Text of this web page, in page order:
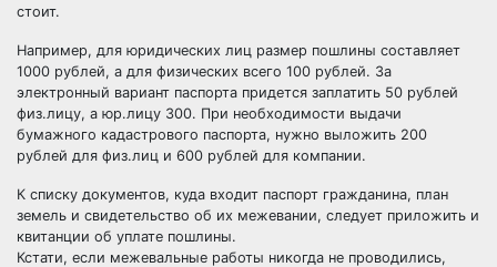
стоит.
Например, для юридических лиц размер пошлины составляет
1000 рублей, а для физических всего 100 рублей. За
электронный вариант паспорта придется заплатить 50 рублей
физ.лицу, а юр.лицу 300. При необходимости выдачи
бумажного кадастрового паспорта, нужно выложить 200
рублей для физ.лиц и 600 рублей для компании.
К списку документов, куда входит паспорт гражданина, план
земель и свидетельство об их межевании, следует приложить и
квитанции об уплате пошлины.
Кстати, если межевальные работы никогда не проводились,